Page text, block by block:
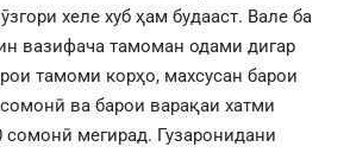
хеле хуб ҳам будааст. Вале ба
вазифача тамоман одами дигар
тамоми корҳо, махсусан барои
ва барои варақаи хатми
мегирад. Гузаронидани